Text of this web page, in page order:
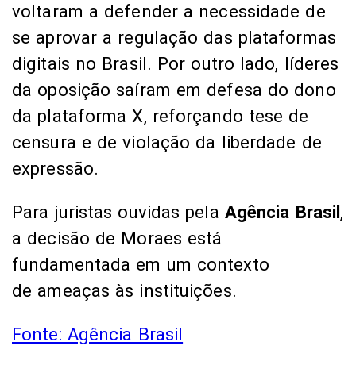
voltaram a defender a necessidade de
se aprovar a regulação das plataformas
digitais no Brasil. Por outro lado, líderes
da oposição saíram em defesa do dono
da plataforma X, reforçando tese de
censura e de violação da liberdade de
expressão.
Para juristas ouvidas pela Agência Brasil ,
a decisão de Moraes está
fundamentada em um contexto
de ameaças às instituições.
Fonte: Agência Brasil